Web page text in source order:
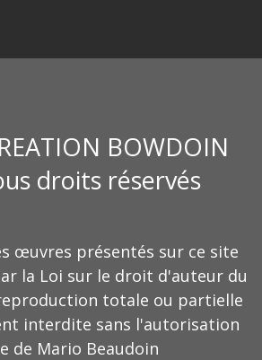
BOWDOIN
droits réservés
œuvres présentés sur ce site
la Loi sur le droit d'auteur du
totale ou partielle
interdite sans l'autorisation
de Mario Beaudoin